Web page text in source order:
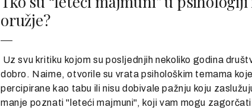
oružje?
Uz svu kritiku kojom su posljednjih nekoliko godina
dobro. Naime, otvorile su vrata psihološkim temama
percipirane kao tabu ili nisu dobivale pažnju koju
manje poznati "leteći majmuni", koji vam mogu